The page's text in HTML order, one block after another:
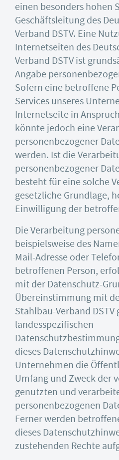
einen besonders hohen
Geschäftsleitung des
Verband DSTV. Eine
Internetseiten des
Verband DSTV ist
Angabe
Sofern eine betroffene
Services unseres
Internetseite in
könnte jedoch eine
personenbezogener
werden. Ist die
personenbezogener
besteht für eine solche
gesetzliche Grundlage,
Einwilligung der
Die Verarbeitung
beispielsweise des
Mail-Adresse oder
betroffenen Person,
mit der Datenschutz-
Übereinstimmung mit
Stahlbau-Verband DSTV
landesspezifischen
dieses
Unternehmen die
Umfang und Zweck der
genutzten und
personenbezogenen
Ferner werden
dieses
zustehenden Rechte